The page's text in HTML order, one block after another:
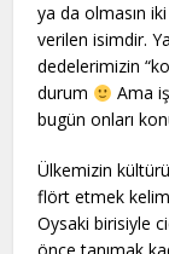
ya da olmasın
verilen isimdir.
dedelerimizin
durum
Ama
bugün onları
Ülkemizin
flört etmek
Oysaki birisiyle